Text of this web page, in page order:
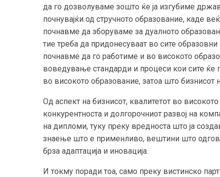
да го дозволуваме зошто ќе ја изгубиме
почнувајќи од стручното образование, каде
почнавме да зборуваме за дуалното
тие треба да придонесуваат во сите
почнавме да го работиме и во високото
воведување стандарди и процеси кои сите ќе
во високото образование, затоа што бизнисот
Од аспект на бизнисот, квалитетот во
конкурентноста и долгорочниот развој на
на дипломи, туку преку вредноста што ја
знаење што е применливо, вештини што
брза адаптација и иновација.
И токму поради тоа, само преку вистинско